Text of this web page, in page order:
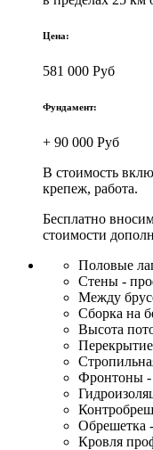
Цена:
581 000 Руб
Фундамент:
+ 90 000 Руб
В стоимость
крепеж, работа.
Бесплатно
стоимости
Половые
Стены -
Между
Сборка на
Высота
Фронтоны -
Обрешетка
Кровля